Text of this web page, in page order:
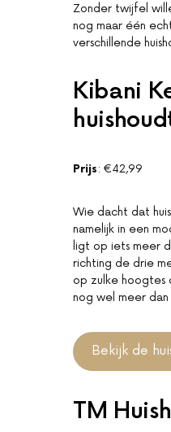
Zonder twijfel
nog maar één
verschillende
Kibani
Prijs: €42,99
Wie dacht dat
namelijk in een
ligt op iets meer
richting de drie
op zulke hoogtes
nog wel meer
Bekijk de
TM